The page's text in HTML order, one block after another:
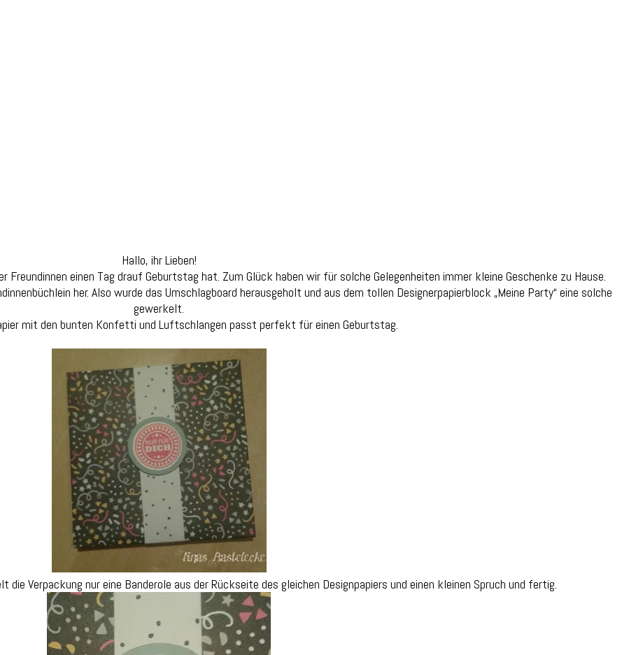
Hallo, ihr Lieben!
Freundinnen einen Tag drauf Geburtstag hat. Zum Glück haben wir für solche Gelegenheiten immer kleine Geschenke zu Hause.
her. Also wurde das Umschlagboard herausgeholt und aus dem tollen Designerpapierblock „Meine Party“ eine solche
gewerkelt.
mit den bunten Konfetti und Luftschlangen passt perfekt für einen Geburtstag.
Verpackung nur eine Banderole aus der Rückseite des gleichen Designpapiers und einen kleinen Spruch und fertig.